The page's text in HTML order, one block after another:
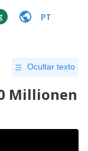
PT
Ocultar texto
Millionen